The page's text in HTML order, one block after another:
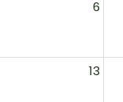
6
13